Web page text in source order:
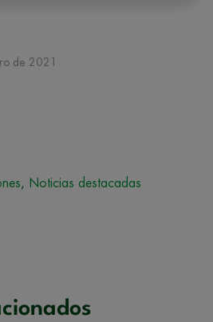
de 2021
, Noticias destacadas